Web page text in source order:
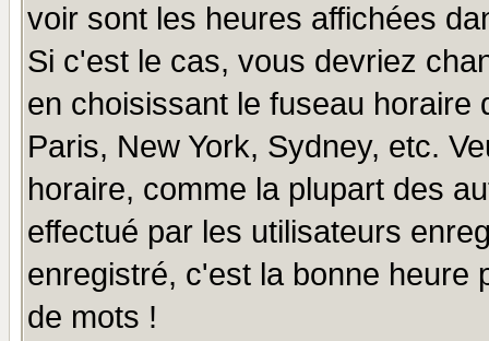
voir sont les heures affichées
Si c'est le cas, vous devriez
en choisissant le fuseau
Paris, New York, Sydney, etc.
horaire, comme la plupart des
effectué par les utilisateurs
enregistré, c'est la bonne heure
de mots !